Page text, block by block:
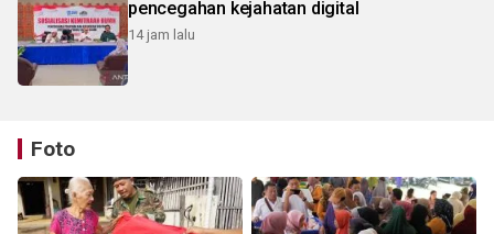
pencegahan kejahatan digital
14 jam lalu
Foto